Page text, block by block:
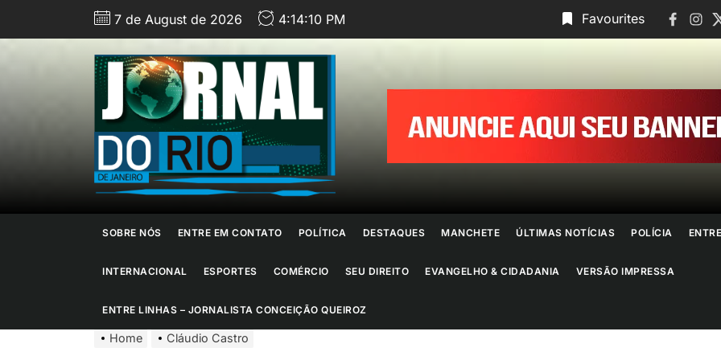
7 de August de 2026 4:14:11 PM Favourites
Jornal
do
Rio
de
Janeiro
SOBRE NÓS ENTRE EM CONTATO POLÍTICA DESTAQUES MANCHETE ÚLTIMAS NOTÍCIAS POLÍCIA
INTERNACIONAL ESPORTES COMÉRCIO SEU DIREITO EVANGELHO & CIDADANIA VERSÃO IMPRESSA
ENTRE LINHAS – JORNALISTA CONCEIÇÃO QUEIROZ
Home Cláudio Castro